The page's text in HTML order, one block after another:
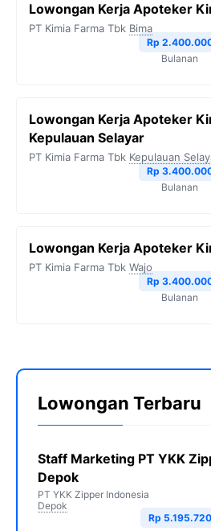
Lowongan Kerja Apoteker
PT Kimia Farma Tbk Bima
Rp
Bulanan
Lowongan Kerja Apoteker
Kepulauan Selayar
PT Kimia Farma Tbk Kepulauan
Rp
Bulanan
Lowongan Kerja Apoteker
PT Kimia Farma Tbk Wajo
Rp
Bulanan
Lowongan Terbaru
Staff Marketing PT YKK
Depok
PT YKK Zipper Indonesia
Depok
Rp 5.195.720